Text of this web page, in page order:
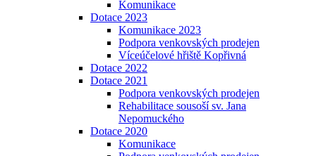
Komunikace
Dotace 2023
Komunikace 2023
Podpora venkovských prodejen
Víceúčelové hřiště Kopřivná
Dotace 2022
Dotace 2021
Podpora venkovských prodejen
Rehabilitace sousoší sv. Jana
Nepomuckého
Dotace 2020
Komunikace